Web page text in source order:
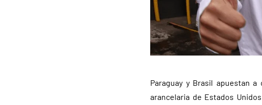
Paraguay y Brasil apuestan
arancelaria de Estados